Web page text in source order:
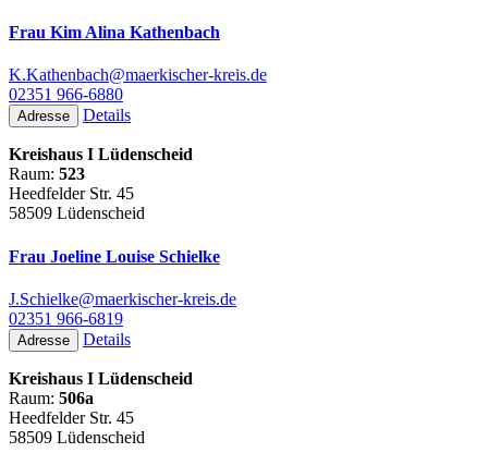
Frau Kim Alina Kathenbach
K.Kathenbach@maerkischer-kreis.de
02351 966-6880
Adresse Details
Kreishaus I Lüdenscheid
Raum: 523
Heedfelder Str. 45
58509 Lüdenscheid
Frau Joeline Louise Schielke
J.Schielke@maerkischer-kreis.de
02351 966-6819
Adresse Details
Kreishaus I Lüdenscheid
Raum: 506a
Heedfelder Str. 45
58509 Lüdenscheid